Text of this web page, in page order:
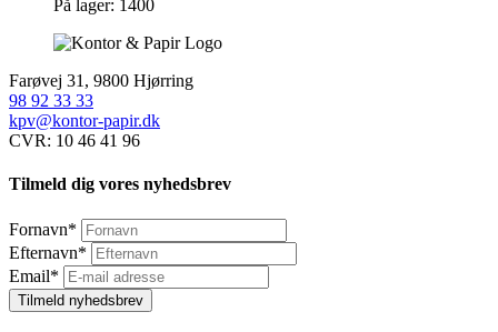
På lager: 1400
Farøvej 31, 9800 Hjørring
98 92 33 33
kpv@kontor-papir.dk
CVR: 10 46 41 96
Tilmeld dig vores nyhedsbrev
Fornavn*
Efternavn*
Email*
Tilmeld nyhedsbrev